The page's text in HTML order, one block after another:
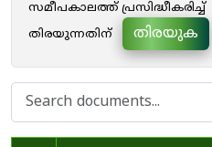
സമീപകാലത്ത് പ്രസിദ്ധീകരിച്ച്
തിരയുന്നതിന്
തിരയുക